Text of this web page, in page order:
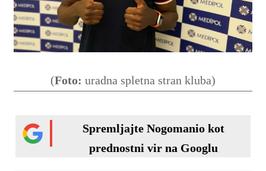
(Foto: uradna spletna stran kluba)
Spremljajte Nogomanio kot
prednostni vir na Googlu